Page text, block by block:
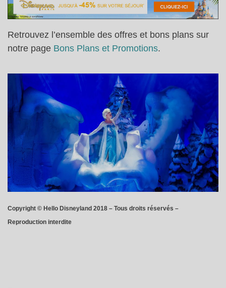
Retrouvez l’ensemble des offres et bons plans sur
notre page Bons Plans et Promotions.
Copyright © Hello Disneyland 2018 – Tous droits réservés –
Reproduction interdite